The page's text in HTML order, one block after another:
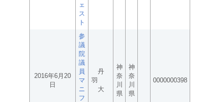
ェ
ス
ト
2016年6月20
日
参
議
院
議
員
マ
ニ
フ
丹
羽
大
神
奈
川
県
神
奈
川
県
0000000398